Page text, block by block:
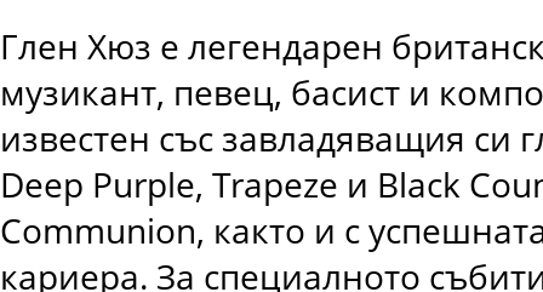
Глен Хюз е легендарен
музикант, певец, басист и
известен със завладяващия си
Deep Purple, Trapeze и Black
Communion, както и с
кариера. За специалното